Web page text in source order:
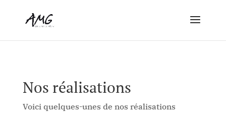
Nos réalisations
Voici quelques-unes de nos réalisations